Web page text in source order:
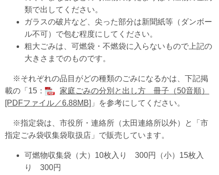
類で出してください。
ガラスの破片など、尖った部分は新聞紙等（ダンボー
ル不可）で包む程度にしてください。
粗大ごみは、可燃袋・不燃袋に入らないもので上記の
大きさまでのものです。
※それぞれの品目がどの種類のごみになるかは、下記掲
載の「15：
家庭ごみの分別と出し方 冊子（50音順）
[PDFファイル／6.88MB] 」を参考にしてください。
※指定袋は、市役所・連絡所（太田連絡所以外）と「市
指定ごみ袋収集袋取扱店」で販売しています。
可燃物収集袋（大）10枚入り 300円（小）15枚入
り 300円